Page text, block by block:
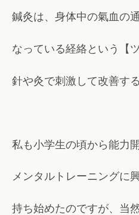
鍼灸は、身体中の氣血の
なっている経絡という【
針や灸で刺激して改善す
私も小学生の頃から能力
メンタルトレーニングに
持ち始めたのですが、当